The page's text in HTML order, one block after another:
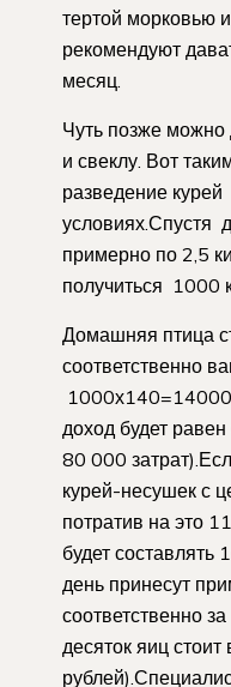
тертой морковью
рекомендуют
месяц.
Чуть позже можно
и свеклу. Вот
разведение
условиях.Спустя
примерно по 2,5
получиться 1000
Домашняя птица
соответственно
доход будет
80 000
курей-несушек с
потратив на это
будет
день принесут
соответственно
десяток яиц